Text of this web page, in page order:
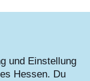
und Einstellung
Hessen. Du